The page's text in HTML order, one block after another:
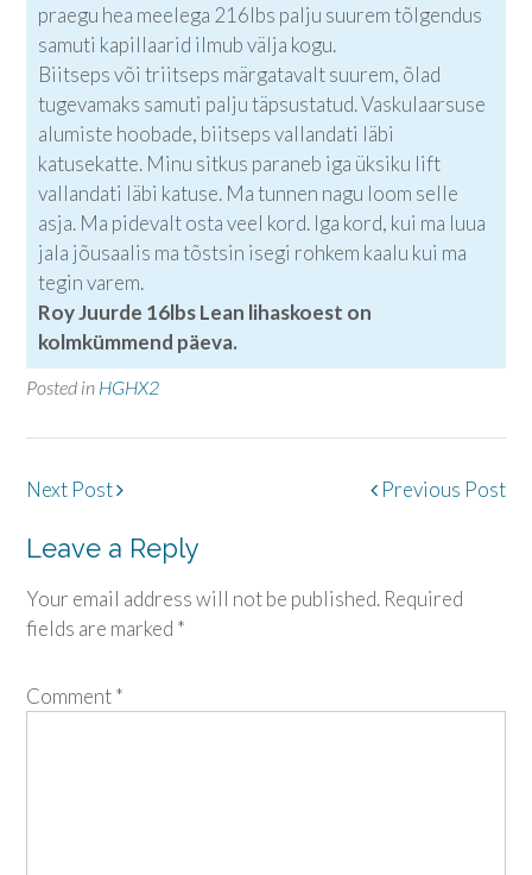
praegu hea meelega 216lbs palju suurem tõlgendus
samuti kapillaarid ilmub välja kogu.
Biitseps või triitseps märgatavalt suurem, õlad
tugevamaks samuti palju täpsustatud. Vaskulaarsuse
alumiste hoobade, biitseps vallandati läbi
katusekatte. Minu sitkus paraneb iga üksiku lift
vallandati läbi katuse. Ma tunnen nagu loom selle
asja. Ma pidevalt osta veel kord. Iga kord, kui ma luua
jala jõusaalis ma tõstsin isegi rohkem kaalu kui ma
tegin varem.
Roy Juurde 16lbs Lean lihaskoest on
kolmkümmend päeva.
Posted in HGHX2
Post
Previous Post
Next Post
Leave a Reply
Your email address will not be published. Required
fields are marked *
Comment*